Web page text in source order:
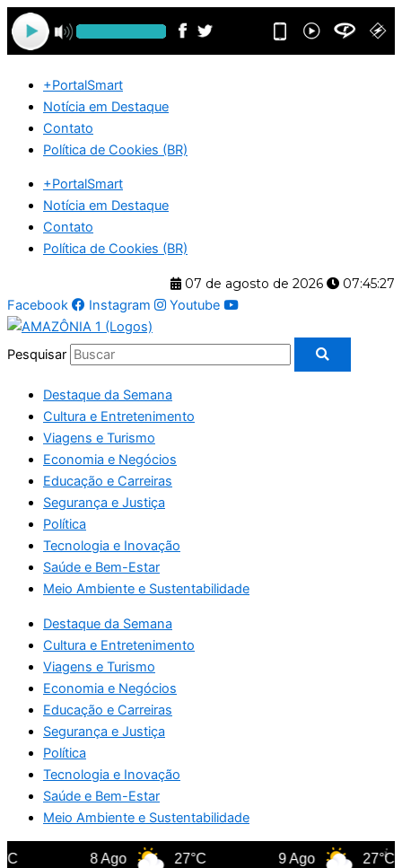
Ir
para
o
+PortalSmart
Notícia em Destaque
Contato
Política de Cookies (BR)
+PortalSmart
Notícia em Destaque
Contato
Política de Cookies (BR)
07 de agosto de 2026
07:45:28
Facebook
Instagram Youtube
Pesquisar
Destaque da Semana
Cultura e Entretenimento
Viagens e Turismo
Economia e Negócios
Educação e Carreiras
Segurança e Justiça
Política
Tecnologia e Inovação
Saúde e Bem-Estar
Meio Ambiente e Sustentabilidade
Destaque da Semana
Cultura e Entretenimento
Viagens e Turismo
Economia e Negócios
Educação e Carreiras
Segurança e Justiça
Política
Tecnologia e Inovação
Saúde e Bem-Estar
Meio Ambiente e Sustentabilidade
8 Ago 27°C 9 Ago 27°C